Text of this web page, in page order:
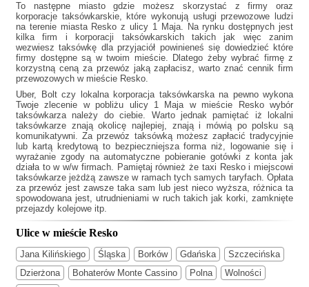
To następne miasto gdzie możesz skorzystać z firmy oraz
korporacje taksówkarskie, które wykonują usługi przewozowe ludzi
na terenie miasta Resko z ulicy 1 Maja. Na rynku dostępnych jest
kilka firm i korporacji taksówkarskich takich jak więc zanim
wezwiesz taksówkę dla przyjaciół powinieneś się dowiedzieć które
firmy dostępne są w twoim mieście. Dlatego żeby wybrać firmę z
korzystną ceną za przewóz jaką zapłacisz, warto znać cennik firm
przewozowych w mieście Resko.
Uber, Bolt czy lokalna korporacja taksówkarska na pewno wykona
Twoje zlecenie w pobliżu ulicy 1 Maja w mieście Resko wybór
taksówkarza należy do ciebie. Warto jednak pamiętać iż lokalni
taksówkarze znają okolicę najlepiej, znają i mówią po polsku są
komunikatywni. Za przewóz taksówką możesz zapłacić tradycyjnie
lub kartą kredytową to bezpieczniejsza forma niż, logowanie się i
wyrażanie zgody na automatyczne pobieranie gotówki z konta jak
działa to w w/w firmach. Pamiętaj również że taxi Reskoi miejscowi
taksówkarze jeżdżą zawsze w ramach tych samych taryfach. Opłata
za przewóz jest zawsze taka sam lub jest nieco wyższa, różnica ta
spowodowana jest, utrudnieniami w ruch takich jak korki, zamknięte
przejazdy kolejowe itp.
Ulice w mieście Resko
Jana Kilińskiego Śląska Borków Gdańska
Szczecińska
Dzierżona
Bohaterów Monte Cassino Polna
Wolności